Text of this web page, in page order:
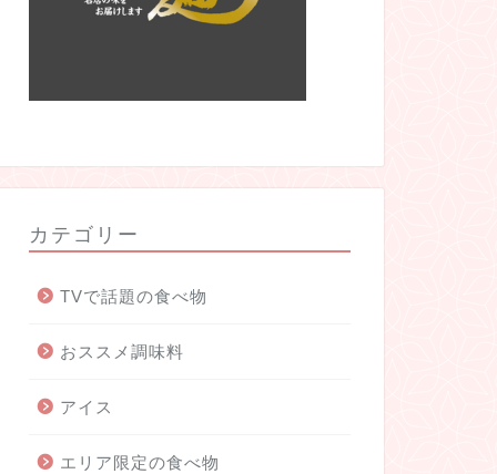
カテゴリー
TVで話題の食べ物
おススメ調味料
アイス
エリア限定の食べ物